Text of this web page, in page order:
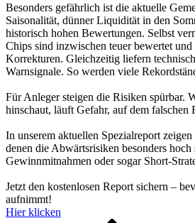
Besonders gefährlich ist die aktuelle
Saisonalität, dünner Liquidität in den
historisch hohen Bewertungen. Selbst
Chips sind inzwischen teuer bewertet
Korrekturen. Gleichzeitig liefern
Warnsignale. So werden viele
Für Anleger steigen die Risiken spürbar.
hinschaut, läuft Gefahr, auf dem falschen
In unserem aktuellen Spezialreport
denen die Abwärtsrisiken besonders
Gewinnmitnahmen oder sogar Short-
Jetzt den kostenlosen Report sichern –
aufnimmt!
Hier klicken